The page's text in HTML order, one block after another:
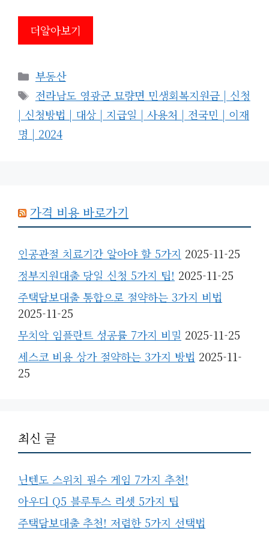
더알아보기
카
테
고
리
부동산
태
그
전라남도 영광군 묘량면 민생회복지원금 | 신청
| 신청방법 | 대상 | 지급일 | 사용처 | 전국민 | 이재
명 | 2024
가격 비용 바로가기
인공관절 치료기간 알아야 할 5가지 2025-11-25
정부지원대출 당일 신청 5가지 팁! 2025-11-25
주택담보대출 통합으로 절약하는 3가지 비법
2025-11-25
무치악 임플란트 성공률 7가지 비밀 2025-11-25
세스코 비용 상가 절약하는 3가지 방법 2025-11-
25
최신 글
닌텐도 스위치 필수 게임 7가지 추천!
아우디 Q5 블루투스 리셋 5가지 팁
주택담보대출 추천! 저렴한 5가지 선택법